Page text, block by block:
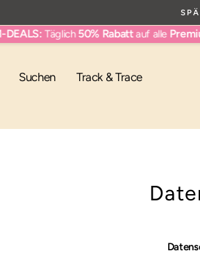
Täglich50% Rabattauf alle
Suchen Track & Trace